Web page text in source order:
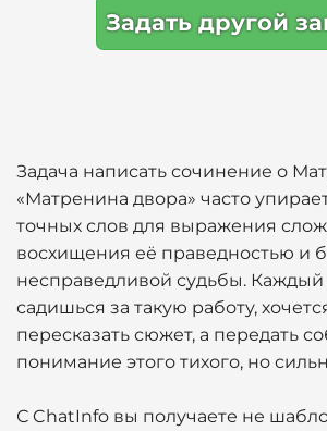
Задать другой
Задача написать сочинение о
«Матренина двора» часто
точных слов для выражения
восхищения её праведностью и
несправедливой судьбы. Каждый
садишься за такую работу,
пересказать сюжет, а передать
понимание этого тихого, но
С ChatInfo вы получаете не